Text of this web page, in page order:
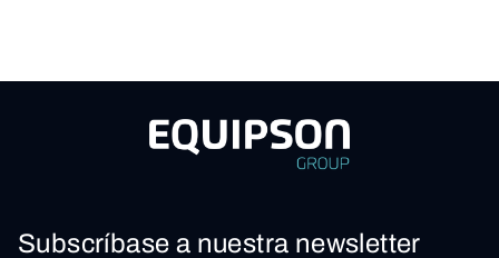
Subscríbase a nuestra newsletter